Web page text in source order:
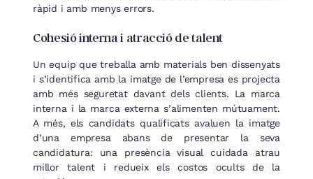
ràpid i amb menys errors.
Cohesió interna i atracció de talent
Un equip que treballa amb materials ben dissenyats
i s’identifica amb la imatge de l’empresa es projecta
amb més seguretat davant dels clients. La marca
interna i la marca externa s’alimenten mútuament.
A més, els candidats qualificats avaluen la imatge
d’una empresa abans de presentar la seva
candidatura: una presència visual cuidada atrau
millor talent i redueix els costos ocults de la